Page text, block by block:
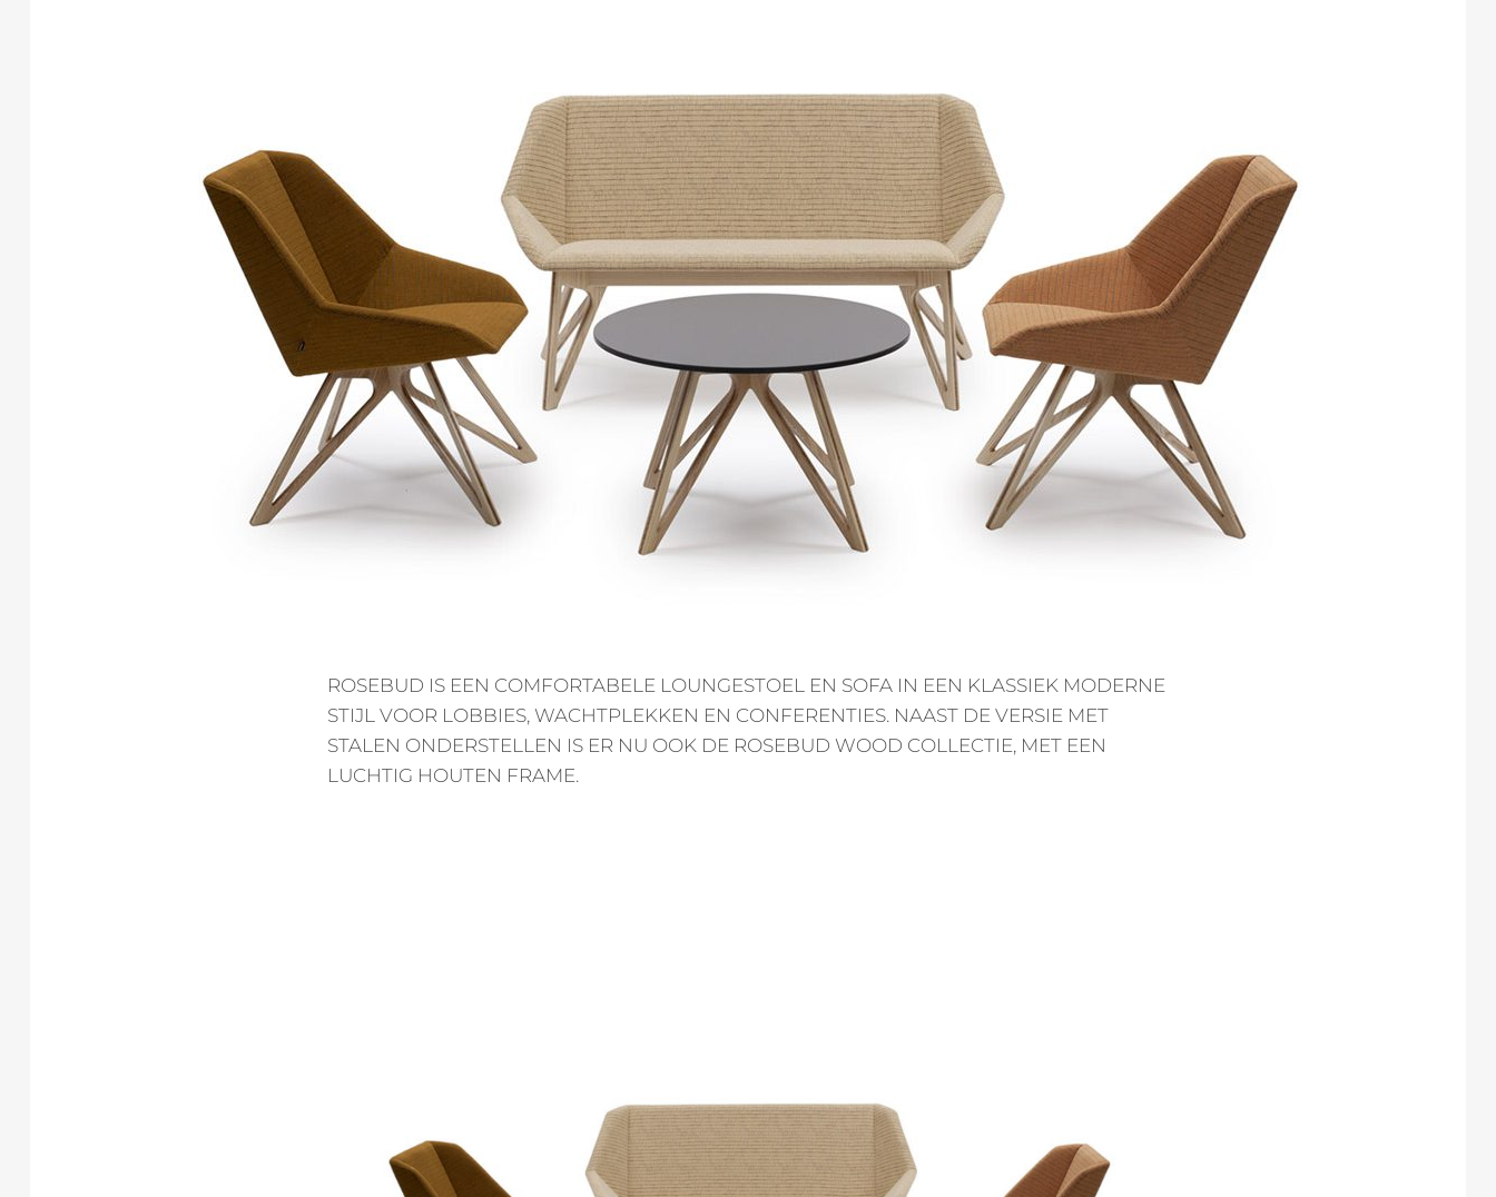
ROSEBUD IS EEN COMFORTABELE LOUNGESTOEL EN SOFA IN EEN KLASSIEK MODERNE
STIJL VOOR LOBBIES, WACHTPLEKKEN EN CONFERENTIES. NAAST DE VERSIE MET
STALEN ONDERSTELLEN IS ER NU OOK DE ROSEBUD WOOD COLLECTIE, MET EEN
LUCHTIG HOUTEN FRAME.